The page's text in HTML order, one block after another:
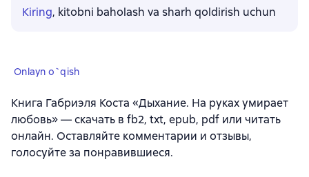
Kiring, kitobni baholash va sharh qoldirish uchun
Onlayn o`qish
Книга Габриэля Коста «Дыхание. На руках умирает
любовь» — скачать в fb2, txt, epub, pdf или читать
онлайн. Оставляйте комментарии и отзывы,
голосуйте за понравившиеся.